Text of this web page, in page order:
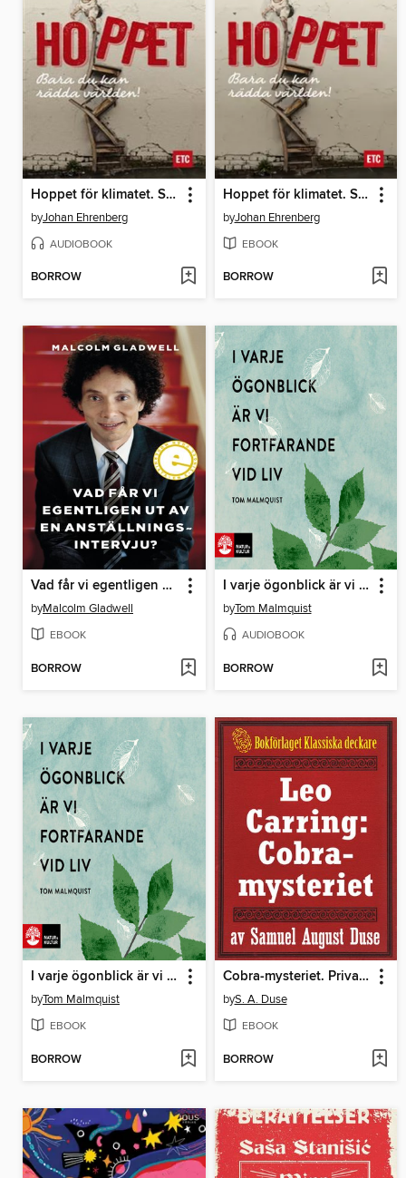
Hoppet för klimatet. Så enkelt räddar vi världen.
byJohan Ehrenberg
AUDIOBOOK
BORROW
Hoppet för klimatet. Så enkelt räddar vi världen.
byJohan Ehrenberg
EBOOK
BORROW
Vad får vi egentligen ut av en anställningsintervju?
byMalcolm Gladwell
EBOOK
BORROW
I varje ögonblick är vi fortfarande vid liv
byTom Malmquist
AUDIOBOOK
BORROW
I varje ögonblick är vi fortfarande vid liv
byTom Malmquist
EBOOK
BORROW
Cobra-mysteriet. Privatdetektiven Leo Carrings märkvärdiga upplevelser VI
byS. A. Duse
EBOOK
BORROW